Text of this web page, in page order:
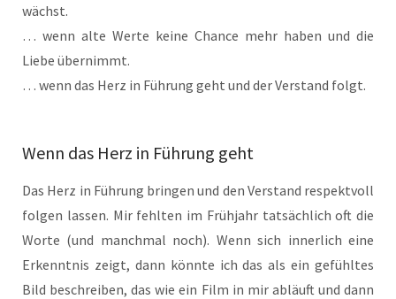
wächst.
… wenn alte Werte keine Chance mehr haben und die
Liebe übernimmt.
… wenn das Herz in Führung geht und der Verstand folgt.
Wenn das Herz in Führung geht
Das Herz in Führung bringen und den Verstand respektvoll
folgen lassen. Mir fehlten im Frühjahr tatsächlich oft die
Worte (und manchmal noch). Wenn sich innerlich eine
Erkenntnis zeigt, dann könnte ich das als ein gefühltes
Bild beschreiben, das wie ein Film in mir abläuft und dann